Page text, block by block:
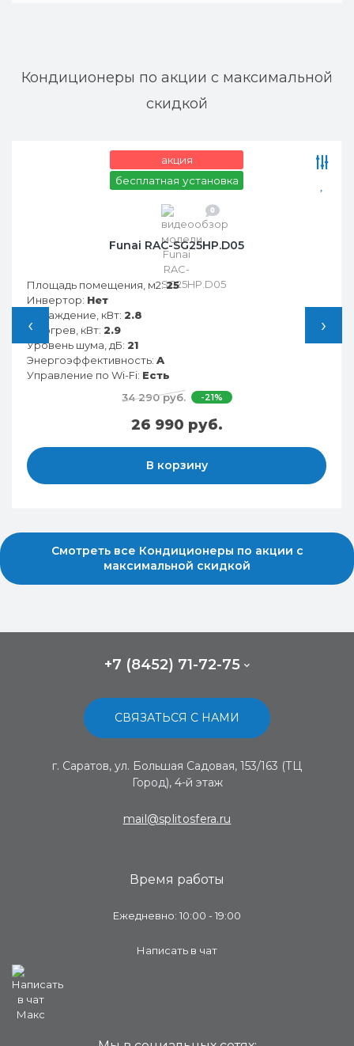
Кондиционеры по акции с максимальной
скидкой
‹
акция
бесплатная установка
0
Funai RAC-SG25HP.D05
Площадь помещения, м2:25
Инвертор: Нет
Охлаждение, кВт: 2.8
Обогрев, кВт: 2.9
Уровень шума, дБ: 21
Энергоэффективность: A
Управление по Wi-Fi: Есть
34 290 руб.
-21%
26 990 руб.
В корзину
›
Смотреть все Кондиционеры по акции с
максимальной скидкой
+7 (8452) 71-72-75
СВЯЗАТЬСЯ С НАМИ
г. Саратов, ул. Большая Садовая, 153/163 (ТЦ
Город), 4-й этаж
mail@splitosfera.ru
Время работы
Ежедневно: 10:00 - 19:00
Написать в чат